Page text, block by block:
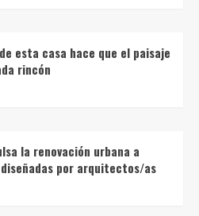
esta casa hace que el paisaje
rincón
la renovación urbana a
por arquitectos/as